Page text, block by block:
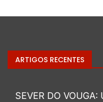
ARTIGOS RECENTES
SEVER DO VOUGA: